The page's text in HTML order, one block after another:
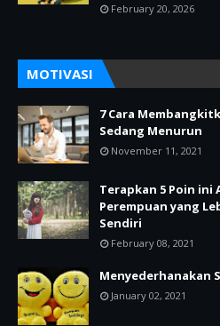
February 20, 2026
MOTIVASI
7 Cara
Sedang Menurun
November 11, 2021
Terapkan 5 Poin ini
Perempuan yang
Sendiri
February 08, 2021
Menyederhanakan
January 02, 2021